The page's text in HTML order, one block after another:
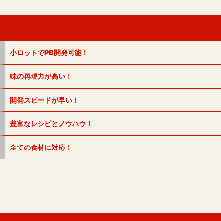
小ロットでPB開発可能！
味の再現力が高い！
開発スピードが早い！
豊富なレシピとノウハウ！
全ての食材に対応！